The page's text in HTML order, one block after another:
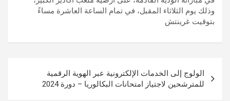
وذلك يوم الثلاثاء المقبل، في تمام الساعة العاشرة مساءً
بتوقيت غرينتش
المقالات
الولوج إلى الخدمات الإلكترونية عبر الهوية الرقمية
للمترشحين لاجتياز امتحانات البكالوريا – دورة 2024